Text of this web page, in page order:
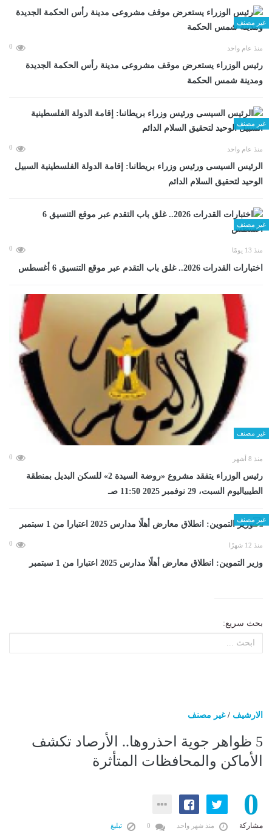
غير مصنف
منذ عام واحد 0
رئيس الوزراء يستعرض موقف مشروعى مدينة رأس الحكمة الجديدة
ومدينة شمس الحكمة
غير مصنف
منذ عام واحد 0
الرئيس السيسى ورئيس وزراء بريطانىا: إقامة الدولة الفلسطينية السبيل
الوحيد لتحقيق السلام الدائم
غير مصنف
منذ 13 يومًا 0
اختبارات القدرات 2026.. غلق باب التقدم عبر موقع التنسيق 6 أغسطس
غير مصنف
منذ 8 أشهر 0
رئيس الوزراء يتفقد مشروع «روضة السيدة 2» للسكن البديل بمنطقة
الطيبياليوم السبت، 29 نوفمبر 2025 11:50 صـ
غير مصنف
منذ 12 شهرًا 0
وزير التموين: انطلاق معارض أهلًا مدارس 2025 اعتبارا من 1 سبتمبر
بحث سريع:
الارشيف /غير مصنف
5 ظواهر جوية احذروها.. الأرصاد تكشف
الأماكن والمحافظات المتأثرة
0
مشاركة منذ شهر واحد تبليغ